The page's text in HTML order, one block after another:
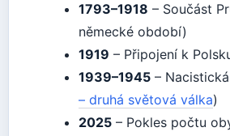
1793–1918 – Součást
německé období)
1919 – Připojení k
1939–1945 –
– druhá světová válka)
2025 – Pokles počtu